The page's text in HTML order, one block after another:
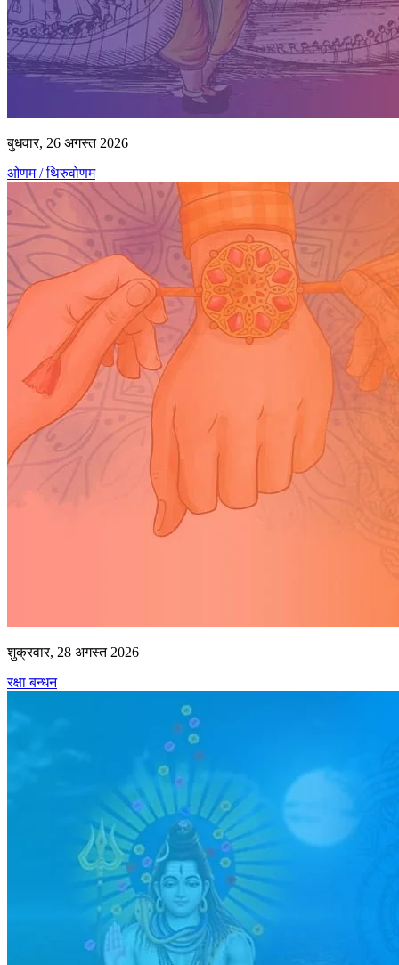
बुधवार, 26 अगस्त 2026
ओणम / थिरुवोणम
शुक्रवार, 28 अगस्त 2026
रक्षा बन्धन